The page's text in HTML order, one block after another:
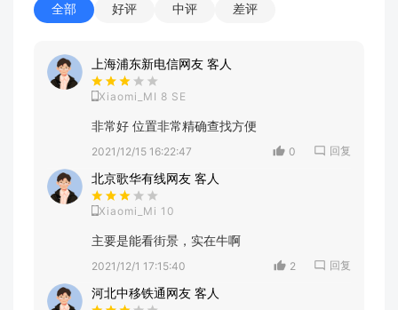
全部 好评 中评 差评
上海浦东新电信网友 客人
Xiaomi_MI 8 SE
非常好 位置非常精确查找方便
2021/12/15 16:22:47 0 回复
北京歌华有线网友 客人
Xiaomi_Mi 10
主要是能看街景，实在牛啊
2021/12/1 17:15:40 2 回复
河北中移铁通网友 客人